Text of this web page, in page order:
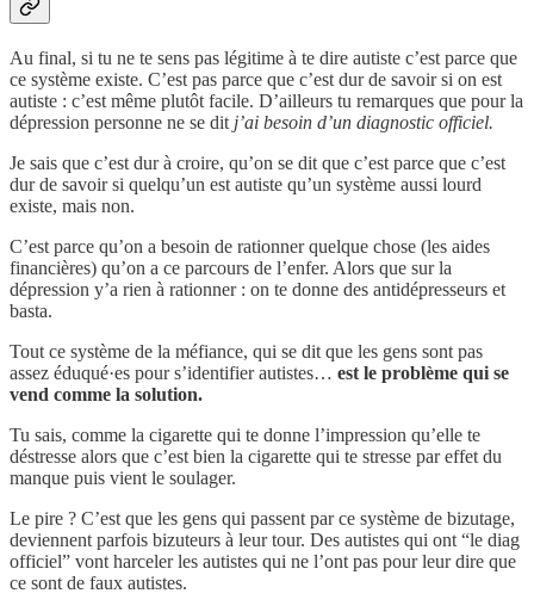
Au final, si tu ne te sens pas légitime à te dire autiste c’est parce que
ce système existe. C’est pas parce que c’est dur de savoir si on est
autiste : c’est même plutôt facile. D’ailleurs tu remarques que pour la
dépression personne ne se dit j’ai besoin d’un diagnostic officiel.
Je sais que c’est dur à croire, qu’on se dit que c’est parce que c’est
dur de savoir si quelqu’un est autiste qu’un système aussi lourd
existe, mais non.
C’est parce qu’on a besoin de rationner quelque chose (les aides
financières) qu’on a ce parcours de l’enfer. Alors que sur la
dépression y’a rien à rationner : on te donne des antidépresseurs et
basta.
Tout ce système de la méfiance, qui se dit que les gens sont pas
assez éduqué·es pour s’identifier autistes… est le problème qui se
vend comme la solution.
Tu sais, comme la cigarette qui te donne l’impression qu’elle te
déstresse alors que c’est bien la cigarette qui te stresse par effet du
manque puis vient le soulager.
Le pire ? C’est que les gens qui passent par ce système de bizutage,
deviennent parfois bizuteurs à leur tour. Des autistes qui ont “le diag
officiel” vont harceler les autistes qui ne l’ont pas pour leur dire que
ce sont de faux autistes.